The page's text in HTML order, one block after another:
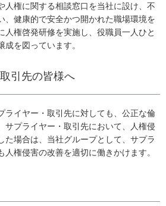
人権に関する相談窓口を当社に設け、不
、健康的で安全かつ開かれた職場環境を
人権啓発研修を実施し、役職員一人ひと
成を図っています。
引先の皆様へ
ライヤー・取引先に対しても、公正な倫
サプライヤー・取引先において、人権侵
た場合は、当社グループとして、サプラ
人権侵害の改善を適切に働きかけます。